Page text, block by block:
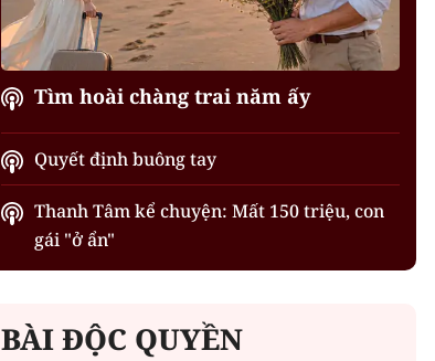
Tìm hoài chàng trai năm ấy
Quyết định buông tay
Thanh Tâm kể chuyện: Mất 150 triệu, con
gái "ở ẩn"
BÀI ĐỘC QUYỀN